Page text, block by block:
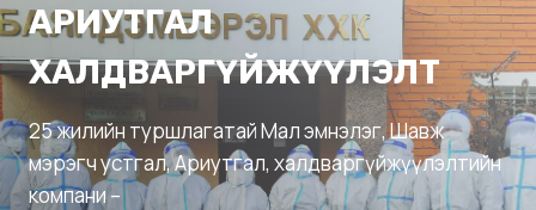
АРИУТГАЛ
ХАЛДВАРГҮЙЖҮҮЛЭЛТ
25 жилийн туршлагатай Мал эмнэлэг, Шавж
мэрэгч устгал, Ариутгал, халдваргүйжүүлэлтийн
компани –